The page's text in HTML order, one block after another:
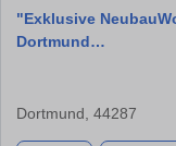
"Exklusive
Dortmund…
Dortmund, 44287